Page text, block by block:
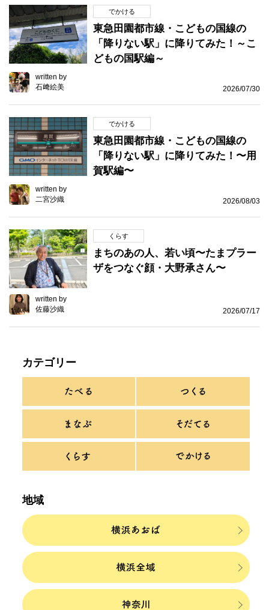
でかける
東急田園都市線・こどもの国線の
「降りない駅」に降りてみた！～こ
どもの国駅編～
written by
石﨑絵美
2026/07/30
でかける
東急田園都市線・こどもの国線の
「降りない駅」に降りてみた！〜用
賀駅編〜
written by
二宮沙織
2026/08/03
くらす
まちのあの人、若い頃〜たまプラー
ザをつなぐ顔・大野承さん〜
written by
佐藤沙織
2026/07/17
カテゴリー
地域